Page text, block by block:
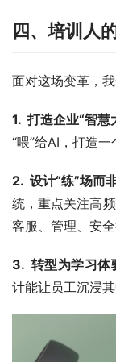
四、培训人
面对这场变革，
1.  打造企业“智慧
“喂”给AI，打造
2.  设计“练”场而
统，重点关注高
客服、管理、安全
3.  转型为学习体
计能让员工沉浸